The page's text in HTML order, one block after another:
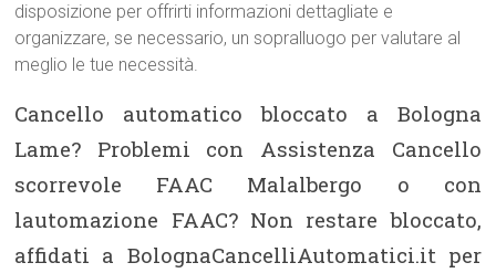
disposizione per offrirti informazioni dettagliate e
organizzare, se necessario, un sopralluogo per valutare al
meglio le tue necessità.
Cancello automatico bloccato a Bologna
Lame? Problemi con Assistenza Cancello
scorrevole FAAC Malalbergo o con
lautomazione FAAC? Non restare bloccato,
affidati a BolognaCancelliAutomatici.it per